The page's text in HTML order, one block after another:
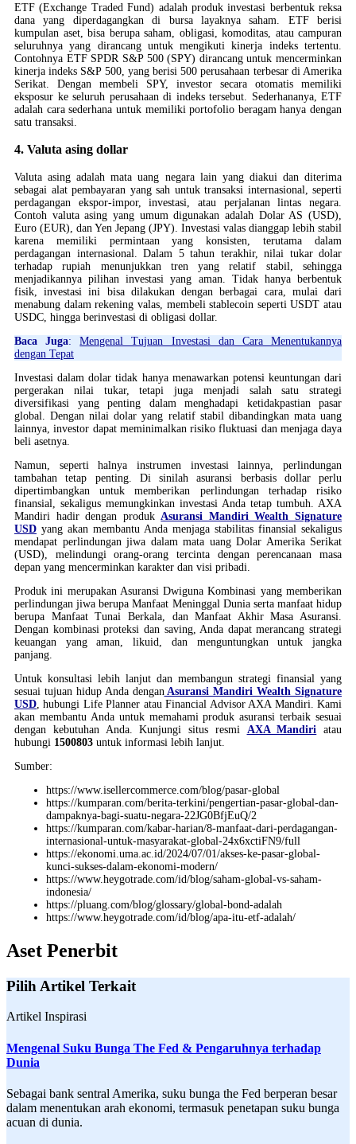
ETF (Exchange Traded Fund) adalah produk investasi berbentuk reksa
dana yang diperdagangkan di bursa layaknya saham. ETF berisi
kumpulan aset, bisa berupa saham, obligasi, komoditas, atau campuran
seluruhnya yang dirancang untuk mengikuti kinerja indeks tertentu.
Contohnya ETF SPDR S&P 500 (SPY) dirancang untuk mencerminkan
kinerja indeks S&P 500, yang berisi 500 perusahaan terbesar di Amerika
Serikat. Dengan membeli SPY, investor secara otomatis memiliki
eksposur ke seluruh perusahaan di indeks tersebut. Sederhananya, ETF
adalah cara sederhana untuk memiliki portofolio beragam hanya dengan
satu transaksi.
4. Valuta asing dollar
Valuta asing adalah mata uang negara lain yang diakui dan diterima
sebagai alat pembayaran yang sah untuk transaksi internasional, seperti
perdagangan ekspor-impor, investasi, atau perjalanan lintas negara.
Contoh valuta asing yang umum digunakan adalah Dolar AS (USD),
Euro (EUR), dan Yen Jepang (JPY). Investasi valas dianggap lebih stabil
karena memiliki permintaan yang konsisten, terutama dalam
perdagangan internasional. Dalam 5 tahun terakhir, nilai tukar dolar
terhadap rupiah menunjukkan tren yang relatif stabil, sehingga
menjadikannya pilihan investasi yang aman. Tidak hanya berbentuk
fisik, investasi ini bisa dilakukan dengan berbagai cara, mulai dari
menabung dalam rekening valas, membeli stablecoin seperti USDT atau
USDC, hingga berinvestasi di obligasi dollar.
Baca Juga:Mengenal Tujuan Investasi dan Cara Menentukannya
dengan Tepat
Investasi dalam dolar tidak hanya menawarkan potensi keuntungan dari
pergerakan nilai tukar, tetapi juga menjadi salah satu strategi
diversifikasi yang penting dalam menghadapi ketidakpastian pasar
global. Dengan nilai dolar yang relatif stabil dibandingkan mata uang
lainnya, investor dapat meminimalkan risiko fluktuasi dan menjaga daya
beli asetnya.
Namun, seperti halnya instrumen investasi lainnya, perlindungan
tambahan tetap penting. Di sinilah asuransi berbasis dollar perlu
dipertimbangkan untuk memberikan perlindungan terhadap risiko
finansial, sekaligus memungkinkan investasi Anda tetap tumbuh. AXA
Mandiri hadir dengan produk Asuransi Mandiri Wealth Signature
USD yang akan membantu Anda menjaga stabilitas finansial sekaligus
mendapat perlindungan jiwa dalam mata uang Dolar Amerika Serikat
(USD), melindungi orang-orang tercinta dengan perencanaan masa
depan yang mencerminkan karakter dan visi pribadi.
Produk ini merupakan Asuransi Dwiguna Kombinasi yang memberikan
perlindungan jiwa berupa Manfaat Meninggal Dunia serta manfaat hidup
berupa Manfaat Tunai Berkala, dan Manfaat Akhir Masa Asuransi.
Dengan kombinasi proteksi dan saving, Anda dapat merancang strategi
keuangan yang aman, likuid, dan menguntungkan untuk jangka
panjang.
Untuk konsultasi lebih lanjut dan membangun strategi finansial yang
sesuai tujuan hidup Anda dengan Asuransi Mandiri Wealth Signature
USD , hubungi Life Planner atau Financial Advisor AXA Mandiri. Kami
akan membantu Anda untuk memahami produk asuransi terbaik sesuai
dengan kebutuhan Anda. Kunjungi situs resmi AXA Mandiri atau
hubungi 1500803 untuk informasi lebih lanjut.
Sumber:
https://www.isellercommerce.com/blog/pasar-global
https://kumparan.com/berita-terkini/pengertian-pasar-global-dan-
dampaknya-bagi-suatu-negara-22JG0BfjEuQ/2
https://kumparan.com/kabar-harian/8-manfaat-dari-perdagangan-
internasional-untuk-masyarakat-global-24x6xctiFN9/full
https://ekonomi.uma.ac.id/2024/07/01/akses-ke-pasar-global-
kunci-sukses-dalam-ekonomi-modern/
https://www.heygotrade.com/id/blog/saham-global-vs-saham-
indonesia/
https://pluang.com/blog/glossary/global-bond-adalah
https://www.heygotrade.com/id/blog/apa-itu-etf-adalah/
Aset Penerbit
Pilih Artikel Terkait
Artikel Inspirasi
Mengenal Suku Bunga The Fed & Pengaruhnya terhadap
Dunia
Sebagai bank sentral Amerika, suku bunga the Fed berperan besar
dalam menentukan arah ekonomi, termasuk penetapan suku bunga
acuan di dunia.